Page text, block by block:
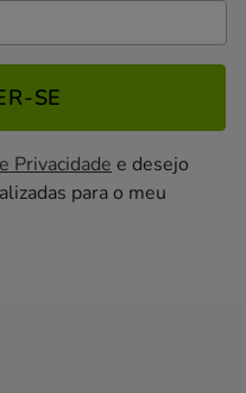
SE
Privacidade e desejo
para o meu